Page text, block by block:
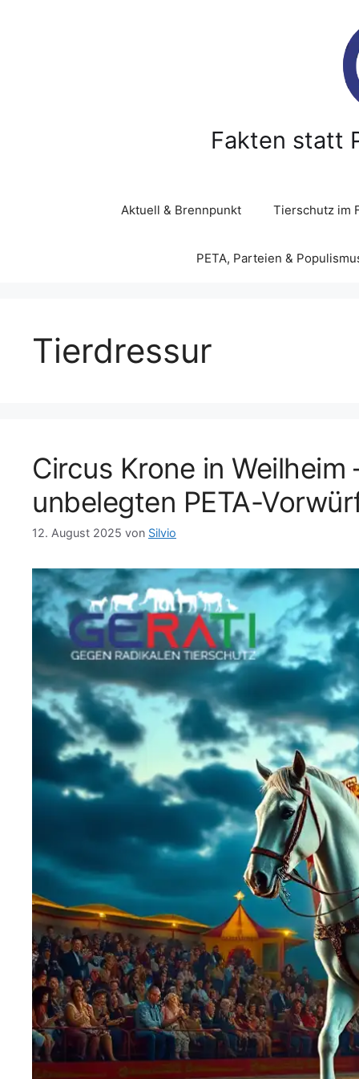
Fakten statt
Aktuell & Brennpunkt Tierschutz im
PETA, Parteien &
Tierdressur
Circus Krone in
unbelegten PETA-
12. August 2025 von Silvio